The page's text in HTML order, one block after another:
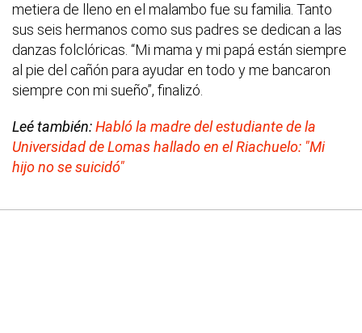
metiera de lleno en el malambo fue su familia. Tanto
sus seis hermanos como sus padres se dedican a las
danzas folclóricas. “Mi mama y mi papá están siempre
al pie del cañón para ayudar en todo y me bancaron
siempre con mi sueño”, finalizó.
Leé también:Habló la madre del estudiante de la
Universidad de Lomas hallado en el Riachuelo: "Mi
hijo no se suicidó"